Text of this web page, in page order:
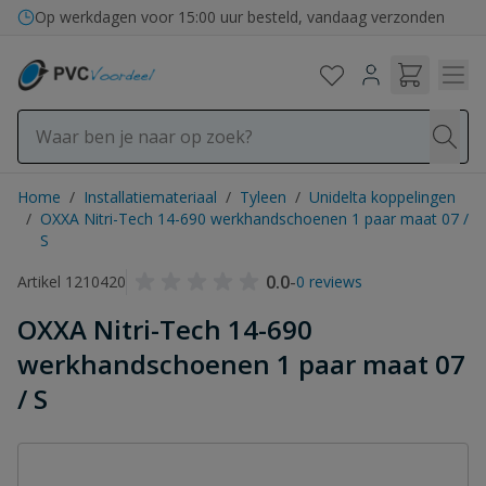
Ga naar de inhoud
Op werkdagen voor 15:00 uur besteld, vandaag verzonden
Home / Installatiemateriaal / Tyleen / Unidelta koppelingen
/ OXXA Nitri-Tech 14-690 werkhandschoenen 1 paar maat 07 /
S
Artikel 1210420
0.0-0 reviews
OXXA Nitri-Tech 14-690
werkhandschoenen 1 paar maat 07
/ S